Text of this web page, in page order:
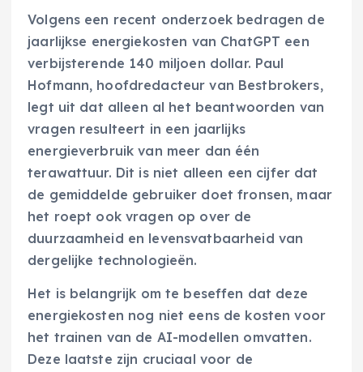
Volgens een recent onderzoek bedragen de
jaarlijkse energiekosten van ChatGPT een
verbijsterende 140 miljoen dollar. Paul
Hofmann, hoofdredacteur van Bestbrokers,
legt uit dat alleen al het beantwoorden van
vragen resulteert in een jaarlijks
energieverbruik van meer dan één
terawattuur. Dit is niet alleen een cijfer dat
de gemiddelde gebruiker doet fronsen, maar
het roept ook vragen op over de
duurzaamheid en levensvatbaarheid van
dergelijke technologieën.
Het is belangrijk om te beseffen dat deze
energiekosten nog niet eens de kosten voor
het trainen van de AI-modellen omvatten.
Deze laatste zijn cruciaal voor de